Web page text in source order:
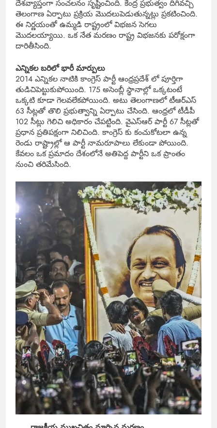
దేశవ్యాప్తంగా సంచలనం సృష్టించింది. కేంద్ర ప్రభుత్వం దిగివచ్చి
తెలంగాణ ఏర్పాటు ప్రక్రియ మొదలుపెడుతున్నట్లు ప్రకటించింది.
ఈ నిర్ణయంతో ఉమ్మడి రాష్ట్రంలో విభజన సెగలు
మొదలయ్యాయి. ఒక నేత మరణం రాష్ట్ర విభజనకు పరోక్షంగా
దారితీసింది.
ఎన్నికల బరిలో భారీ మార్పులు
2014 ఎన్నికల నాటికి కాంగ్రెస్ పార్టీ ఆంధ్రప్రదేశ్ లో పూర్తిగా
తుడిచిపెట్టుకుపోయింది. 175 అసెంబ్లీ స్థానాల్లో ఒక్కటంటే
ఒక్కటి కూడా గెలవలేకపోయింది. అటు తెలంగాణలో టీఆర్ఎస్
63 సీట్లతో తొలి ప్రభుత్వాన్ని ఏర్పాటు చేసింది. ఆంధ్రలో టీడీపీ
102 సీట్లు గెలిచి అధికారం చేపట్టింది. వైఎస్ఆర్ పార్టీ 67 సీట్లతో
ప్రధాన ప్రతిపక్షంగా నిలిచింది. కాంగ్రెస్ కు కంచుకోటలా ఉన్న
రెండు రాష్ట్రాల్లో ఆ పార్టీ నామరూపాలు లేకుండా పోయింది.
కేవలం ఒక ప్రమాదం దేశంలోనే అతిపెద్ద పార్టీని ఒక ప్రాంతం
నుంచి తరిమేసింది.